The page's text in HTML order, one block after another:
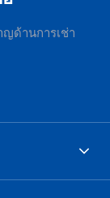
ด้านการเช่า